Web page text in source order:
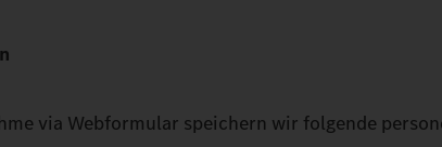
via Webformular speichern wir folgende